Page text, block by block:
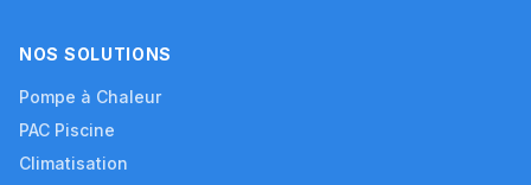
NOS SOLUTIONS
Pompe à Chaleur
PAC Piscine
Climatisation